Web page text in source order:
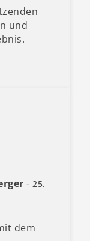
und
- 25.
dem